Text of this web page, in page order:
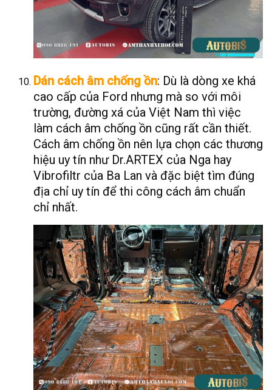
Dán cách âm chống ồn: Dù là dòng xe khá
cao cấp của Ford nhưng mà so với môi
trường, đường xá của Việt Nam thì việc
làm cách âm chống ồn cũng rất cần thiết.
Cách âm chống ồn nên lựa chọn các thương
hiệu uy tín như Dr.ARTEX của Nga hay
Vibrofiltr của Ba Lan và đặc biệt tìm đúng
địa chỉ uy tín để thi công cách âm chuẩn
chỉ nhất.